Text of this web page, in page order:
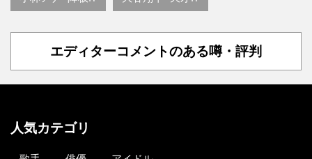
エディターコメントのある噂・評判
人気カテゴリ